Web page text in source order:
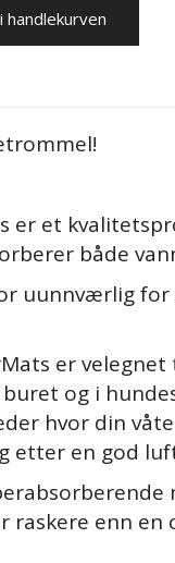
handlekurven
er et
både
uunnværlig for
er velegnet
og i
hvor din
etter en god
raskere enn